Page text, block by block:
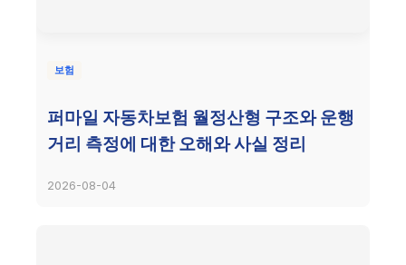
보험
퍼마일 자동차보험 월정산형 구조와 운행
거리 측정에 대한 오해와 사실 정리
2026-08-04